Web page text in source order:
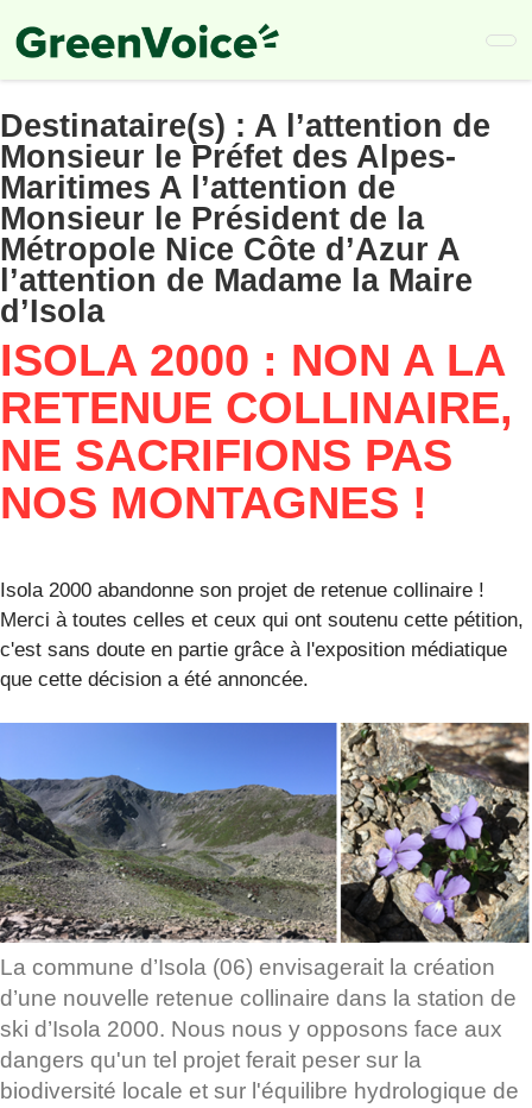
to
main
Destinataire(s) : A l’attention de
Monsieur le Préfet des Alpes-
Maritimes A l’attention de
Monsieur le Président de la
Métropole Nice Côte d’Azur A
l’attention de Madame la Maire
d’Isola
ISOLA 2000 : NON A LA
RETENUE COLLINAIRE,
NE SACRIFIONS PAS
NOS MONTAGNES !
Isola 2000 abandonne son projet de retenue collinaire !
Merci à toutes celles et ceux qui ont soutenu cette pétition,
c'est sans doute en partie grâce à l'exposition médiatique
que cette décision a été annoncée.
La commune d’Isola (06) envisagerait la création
d’une nouvelle retenue collinaire dans la station de
ski d’Isola 2000. Nous nous y opposons face aux
dangers qu'un tel projet ferait peser sur la
biodiversité locale et sur l'équilibre hydrologique de